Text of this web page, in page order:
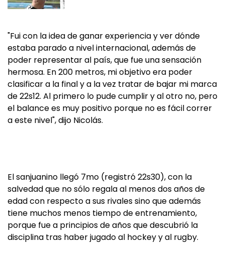
"Fui con la idea de ganar experiencia y ver dónde
estaba parado a nivel internacional, además de
poder representar al país, que fue una sensación
hermosa. En 200 metros, mi objetivo era poder
clasificar a la final y a la vez tratar de bajar mi marca
de 22s12. Al primero lo pude cumplir y al otro no, pero
el balance es muy positivo porque no es fácil correr
a este nivel", dijo Nicolás.
El sanjuanino llegó 7mo (registró 22s30), con la
salvedad que no sólo regala al menos dos años de
edad con respecto a sus rivales sino que además
tiene muchos menos tiempo de entrenamiento,
porque fue a principios de años que descubrió la
disciplina tras haber jugado al hockey y al rugby.